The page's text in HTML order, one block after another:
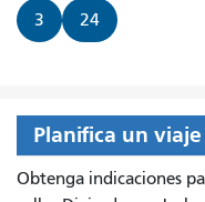
3 24
Planifica un viaje
Obtenga indicaciones